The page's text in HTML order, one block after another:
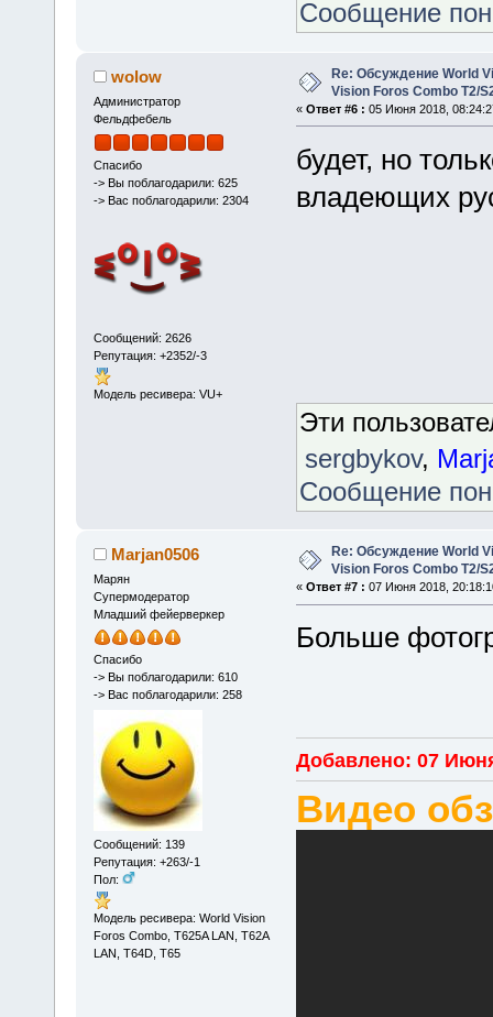
Сообщение
wolow
Администратор
Фельдфебель
Спасибо
-> Вы поблагодарили: 625
-> Вас поблагодарили: 2304
Сообщений: 2626
Репутация: +2352/-3
Модель ресивера: VU+
Re: Обсуждение World
Vision Foros Combo T2/
« Ответ #6 : 05 Июня 2018,
будет, но
владеющих
Эти
sergbykov,
Сообщение
Marjan0506
Марян
Супермодератор
Младший фейерверкер
Спасибо
-> Вы поблагодарили: 610
-> Вас поблагодарили: 258
Сообщений: 139
Репутация: +263/-1
Пол:
Модель ресивера: World Vision
Foros Combo, T625A LAN, T62A
LAN, T64D, T65
Re: Обсуждение World
Vision Foros Combo T2/
« Ответ #7 : 07 Июня 2018,
Больше
Добавлено: 07
Видео